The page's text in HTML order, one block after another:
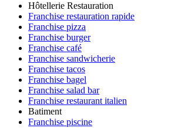
Hôtellerie Restauration
Franchise restauration rapide
Franchise pizza
Franchise burger
Franchise café
Franchise sandwicherie
Franchise tacos
Franchise bagel
Franchise salad bar
Franchise restaurant italien
Batiment
Franchise piscine